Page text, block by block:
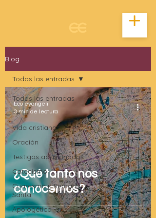
Blog
Todas las entradas
Fe
Vida cristiana
Oración
Testigos apasionados
Catecismo
Cuaresma y Semana
Santa
Apologética
Todas las entradas
¿Qué tanto nos
conocemos?
Eco evangelii
3 min de lectura